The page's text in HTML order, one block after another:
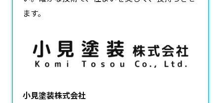
ます。
小見塗装株式会社